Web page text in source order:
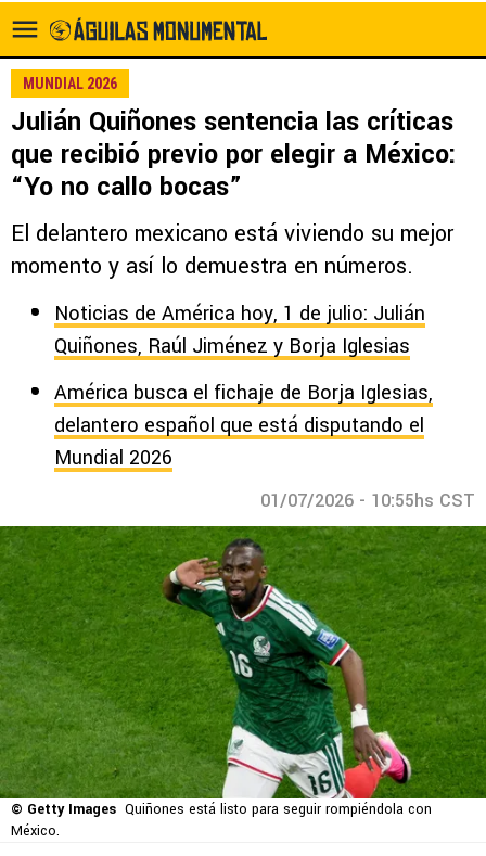
MUNDIAL 2026
Julián Quiñones sentencia las críticas
que recibió previo por elegir a México:
“Yo no callo bocas”
El delantero mexicano está viviendo su mejor
momento y así lo demuestra en números.
Noticias de América hoy, 1 de julio: Julián
Quiñones, Raúl Jiménez y Borja Iglesias
América busca el fichaje de Borja Iglesias,
delantero español que está disputando el
Mundial 2026
01/07/2026 - 10:55hs CST
© Getty Images Quiñones está listo para seguir rompiéndola con
México.